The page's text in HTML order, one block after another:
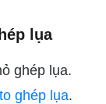
lụa
ghép lụa.
ghép lụa.